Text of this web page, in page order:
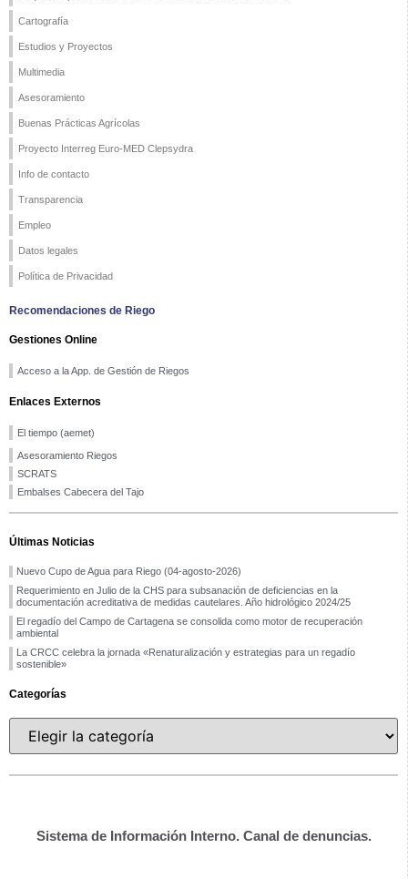
Cartografía
Estudios y Proyectos
Multimedia
Asesoramiento
Buenas Prácticas Agrícolas
Proyecto Interreg Euro-MED Clepsydra
Info de contacto
Transparencia
Empleo
Datos legales
Política de Privacidad
Recomendaciones de Riego
Gestiones Online
Acceso a la App. de Gestión de Riegos
Enlaces Externos
El tiempo (aemet)
Asesoramiento Riegos
SCRATS
Embalses Cabecera del Tajo
Últimas Noticias
Nuevo Cupo de Agua para Riego (04-agosto-2026)
Requerimiento en Julio de la CHS para subsanación de deficiencias en la
documentación acreditativa de medidas cautelares. Año hidrológico 2024/25
El regadío del Campo de Cartagena se consolida como motor de recuperación
ambiental
La CRCC celebra la jornada «Renaturalización y estrategias para un regadío
sostenible»
Categorías
Sistema de Información Interno. Canal de denuncias.